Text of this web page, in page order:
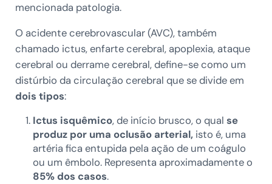
mencionada patologia.
O acidente cerebrovascular (AVC), também
chamado ictus, enfarte cerebral, apoplexia, ataque
cerebral ou derrame cerebral, define-se como um
distúrbio da circulação cerebral que se divide em
dois tipos:
Ictus isquêmico, de início brusco, o qualse
produz por uma oclusão arterial, isto é, uma
artéria fica entupida pela ação de um coágulo
ou um êmbolo. Representa aproximadamente o
85% dos casos.